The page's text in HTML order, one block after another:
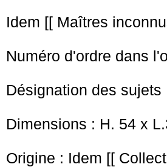
Idem [[ Maîtres
Numéro d'ordre dans
Désignation des
Dimensions : H. 54 x
Origine : Idem [[